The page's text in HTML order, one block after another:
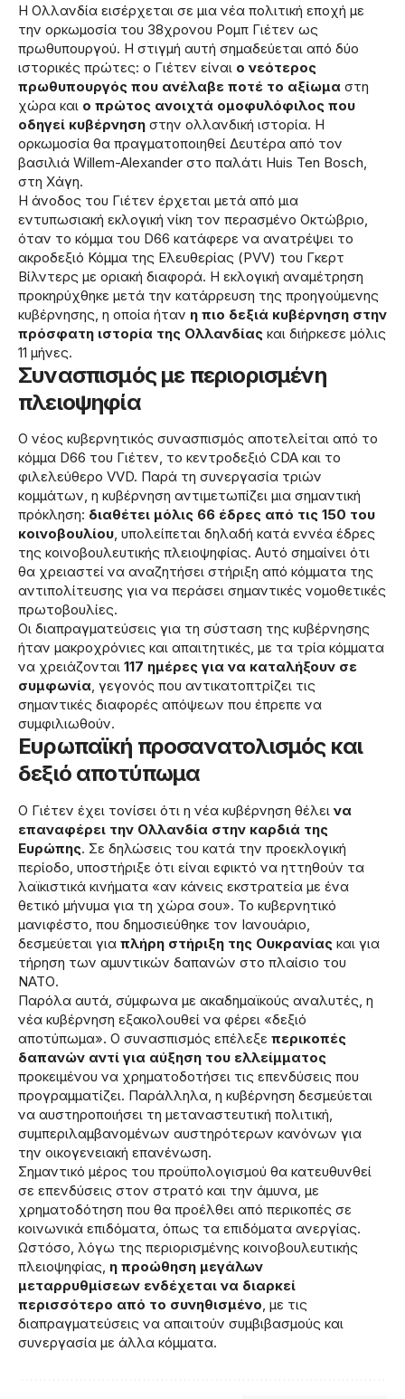
Η Ολλανδία εισέρχεται σε μια νέα πολιτική εποχή με
την ορκωμοσία του 38χρονου Ρομπ Γιέτεν ως
πρωθυπουργού. Η στιγμή αυτή σημαδεύεται από δύο
ιστορικές πρώτες: ο Γιέτεν είναι ο νεότερος
πρωθυπουργός που ανέλαβε ποτέ το αξίωμα στη
χώρα και ο πρώτος ανοιχτά ομοφυλόφιλος που
οδηγεί κυβέρνηση στην ολλανδική ιστορία. Η
ορκωμοσία θα πραγματοποιηθεί Δευτέρα από τον
βασιλιά Willem-Alexander στο παλάτι Huis Ten Bosch,
στη Χάγη.
Η άνοδος του Γιέτεν έρχεται μετά από μια
εντυπωσιακή εκλογική νίκη τον περασμένο Οκτώβριο,
όταν το κόμμα του D66 κατάφερε να ανατρέψει το
ακροδεξιό Κόμμα της Ελευθερίας (PVV) του Γκερτ
Βίλντερς με οριακή διαφορά. Η εκλογική αναμέτρηση
προκηρύχθηκε μετά την κατάρρευση της προηγούμενης
κυβέρνησης, η οποία ήταν η πιο δεξιά κυβέρνηση στην
πρόσφατη ιστορία της Ολλανδίας και διήρκεσε μόλις
11 μήνες.
Συνασπισμός με περιορισμένη
πλειοψηφία
Ο νέος κυβερνητικός συνασπισμός αποτελείται από το
κόμμα D66 του Γιέτεν, το κεντροδεξιό CDA και το
φιλελεύθερο VVD. Παρά τη συνεργασία τριών
κομμάτων, η κυβέρνηση αντιμετωπίζει μια σημαντική
πρόκληση: διαθέτει μόλις 66 έδρες από τις 150 του
κοινοβουλίου, υπολείπεται δηλαδή κατά εννέα έδρες
της κοινοβουλευτικής πλειοψηφίας. Αυτό σημαίνει ότι
θα χρειαστεί να αναζητήσει στήριξη από κόμματα της
αντιπολίτευσης για να περάσει σημαντικές νομοθετικές
πρωτοβουλίες.
Οι διαπραγματεύσεις για τη σύσταση της κυβέρνησης
ήταν μακροχρόνιες και απαιτητικές, με τα τρία κόμματα
να χρειάζονται 117 ημέρες για να καταλήξουν σε
συμφωνία, γεγονός που αντικατοπτρίζει τις
σημαντικές διαφορές απόψεων που έπρεπε να
συμφιλιωθούν.
Ευρωπαϊκή προσανατολισμός και
δεξιό αποτύπωμα
Ο Γιέτεν έχει τονίσει ότι η νέα κυβέρνηση θέλει να
επαναφέρει την Ολλανδία στην καρδιά της
Ευρώπης. Σε δηλώσεις του κατά την προεκλογική
περίοδο, υποστήριξε ότι είναι εφικτό να ηττηθούν τα
λαϊκιστικά κινήματα «αν κάνεις εκστρατεία με ένα
θετικό μήνυμα για τη χώρα σου». Το κυβερνητικό
μανιφέστο, που δημοσιεύθηκε τον Ιανουάριο,
δεσμεύεται για πλήρη στήριξη της Ουκρανίας και για
τήρηση των αμυντικών δαπανών στο πλαίσιο του
ΝΑΤΟ.
Παρόλα αυτά, σύμφωνα με ακαδημαϊκούς αναλυτές, η
νέα κυβέρνηση εξακολουθεί να φέρει «δεξιό
αποτύπωμα». Ο συνασπισμός επέλεξε περικοπές
δαπανών αντί για αύξηση του ελλείμματος
προκειμένου να χρηματοδοτήσει τις επενδύσεις που
προγραμματίζει. Παράλληλα, η κυβέρνηση δεσμεύεται
να αυστηροποιήσει τη μεταναστευτική πολιτική,
συμπεριλαμβανομένων αυστηρότερων κανόνων για
την οικογενειακή επανένωση.
Σημαντικό μέρος του προϋπολογισμού θα κατευθυνθεί
σε επενδύσεις στον στρατό και την άμυνα, με
χρηματοδότηση που θα προέλθει από περικοπές σε
κοινωνικά επιδόματα, όπως τα επιδόματα ανεργίας.
Ωστόσο, λόγω της περιορισμένης κοινοβουλευτικής
πλειοψηφίας, η προώθηση μεγάλων
μεταρρυθμίσεων ενδέχεται να διαρκεί
περισσότερο από το συνηθισμένο , με τις
διαπραγματεύσεις να απαιτούν συμβιβασμούς και
συνεργασία με άλλα κόμματα.